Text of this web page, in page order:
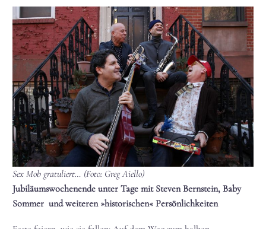
Sex Mob gratuliert… (Foto: Greg Aiello)
Jubiläumswochenende unter Tage mit Steven Bernstein, Baby
Sommer und weiteren »historischen« Persönlichkeiten